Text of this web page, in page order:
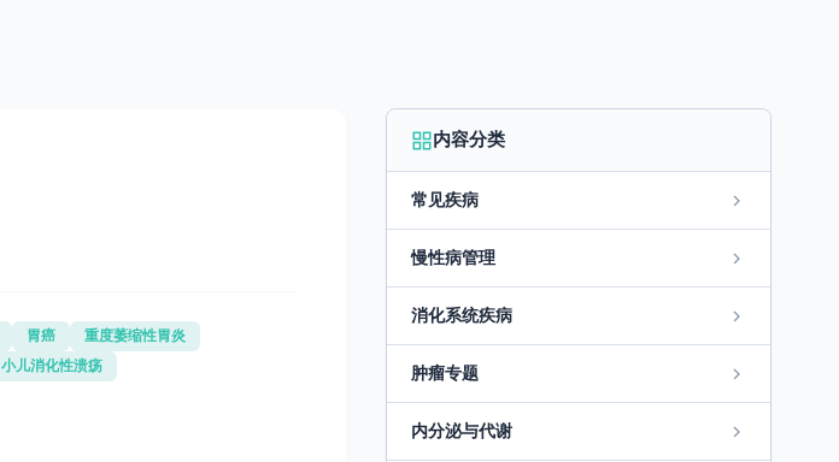
胃癌
重度萎缩性胃炎
小儿消化性溃疡
内容分类
常见疾病
慢性病管理
消化系统疾病
肿瘤专题
内分泌与代谢